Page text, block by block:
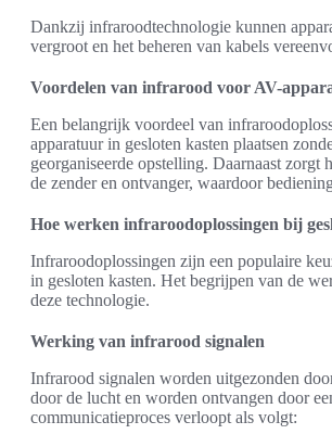
Dankzij infraroodtechnologie kunnen
vergroot en het beheren van kabels
Voordelen van infrarood voor AV-
Een belangrijk voordeel van
apparatuur in gesloten kasten plaatsen
georganiseerde opstelling. Daarnaast
de zender en ontvanger, waardoor
Hoe werken infraroodoplossingen bij
Infraroodoplossingen zijn een populaire
in gesloten kasten. Het begrijpen van de
deze technologie.
Werking van infrarood signalen
Infrarood signalen worden uitgezonden
door de lucht en worden ontvangen door
communicatieproces verloopt als volgt: